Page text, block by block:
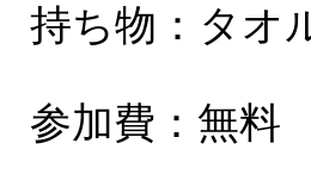
持ち物：タオ
参加費：無料